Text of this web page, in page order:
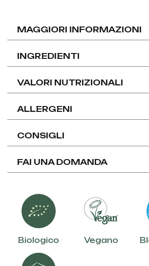
MAGGIORI INFORMAZIONI
INGREDIENTI
VALORI NUTRIZIONALI
ALLERGENI
CONSIGLI
FAI UNA DOMANDA
Biologico Vegano